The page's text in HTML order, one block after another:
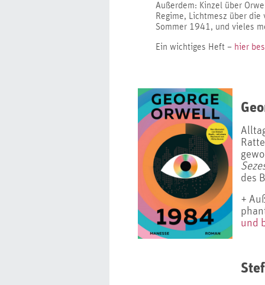
Außerdem: Kinzel über
Regime, Lichtmesz über
Sommer 1941, und vieles
Ein wichtiges Heft – hier
des
+
und